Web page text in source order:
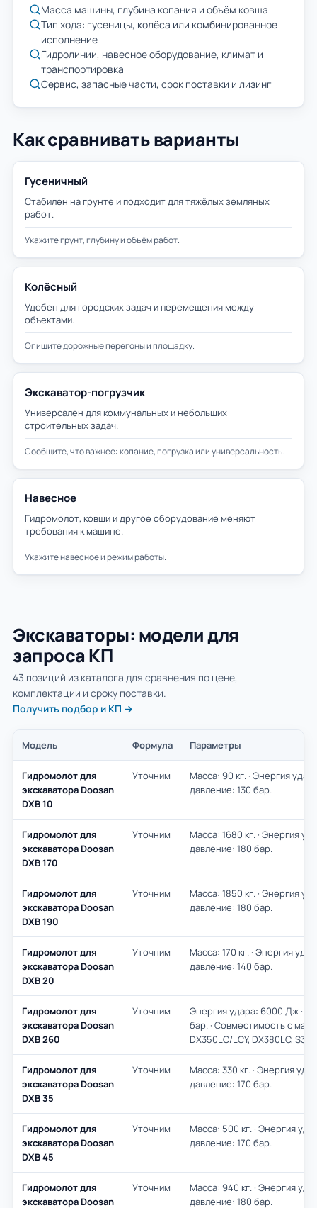
Масса машины, глубина копания и объём ковша
Тип хода: гусеницы, колёса или комбинированное
исполнение
Гидролинии, навесное оборудование, климат и
транспортировка
Сервис, запасные части, срок поставки и лизинг
Как сравнивать варианты
Гусеничный
Стабилен на грунте и подходит для тяжёлых земляных
работ.
Укажите грунт, глубину и объём работ.
Колёсный
Удобен для городских задач и перемещения между
объектами.
Опишите дорожные перегоны и площадку.
Экскаватор-погрузчик
Универсален для коммунальных и небольших
строительных задач.
Сообщите, что важнее: копание, погрузка или универсальность.
Навесное
Гидромолот, ковши и другое оборудование меняют
требования к машине.
Укажите навесное и режим работы.
Экскаваторы: модели для
запроса КП
43 позиций из каталога для сравнения по цене,
комплектации и сроку поставки.
Получить подбор и КП →
Модель Формула Параметры
Гидромолот для
экскаватора Doosan
DXB 10
Уточним
Масса: 90 кг. · Энергия
давление: 130 бар.
Гидромолот для
экскаватора Doosan
DXB 170
Уточним
Масса: 1680 кг. · Энергия
давление: 180 бар.
Гидромолот для
экскаватора Doosan
DXB 190
Уточним
Масса: 1850 кг. · Энергия
давление: 180 бар.
Гидромолот для
экскаватора Doosan
DXB 20
Уточним
Масса: 170 кг. · Энергия
давление: 140 бар.
Гидромолот для
экскаватора Doosan
DXB 260
Уточним
Энергия удара: 6000 Дж ·
бар. · Совместимость с
DX350LC/LCY, DX380LC,
Гидромолот для
экскаватора Doosan
DXB 35
Уточним
Масса: 330 кг. · Энергия
давление: 170 бар.
Гидромолот для
экскаватора Doosan
DXB 45
Уточним
Масса: 500 кг. · Энергия
давление: 170 бар.
Гидромолот для
экскаватора Doosan
Уточним
Масса: 940 кг. · Энергия
давление: 180 бар.